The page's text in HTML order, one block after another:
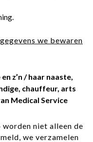
we bewaren
z’n / haar naaste,
chauffeur, arts
Medical Service
niet alleen de
we verzamelen